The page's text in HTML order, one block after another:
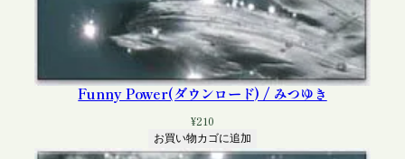
Funny Power(ダウンロード) / みつゆき
¥210
お買い物カゴに追加